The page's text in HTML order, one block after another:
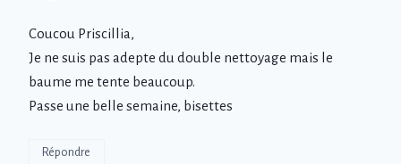
Coucou Priscillia,
Je ne suis pas adepte du double nettoyage mais le
baume me tente beaucoup.
Passe une belle semaine, bisettes
Répondre